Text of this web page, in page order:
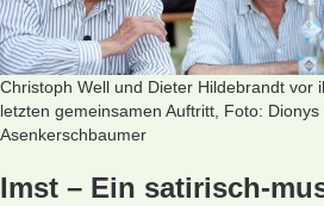
Christoph Well und Dieter Hildebrandt vor
letzten gemeinsamen Auftritt, Foto: Dionys
Asenkerschbaumer
Imst – Ein satirisch-